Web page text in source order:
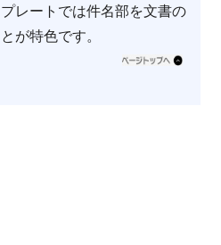
レートでは件名部を文書の
が特色です。